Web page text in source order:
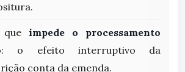
que impede o processamento
o efeito interruptivo da
conta da emenda.